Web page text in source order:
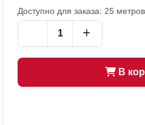
Доступно для заказа: 25 метров
В